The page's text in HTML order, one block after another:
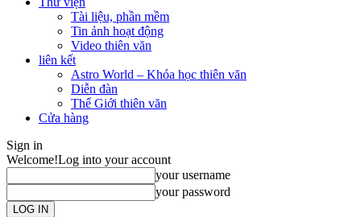
Tài liệu, phần mềm
Tin ảnh hoạt động
Video thiên văn
liên kết
Astro World – Khóa học thiên văn
Diễn đàn
Thế Giới thiên văn
Cửa hàng
Sign in
Welcome!Log into your account
your username
your password